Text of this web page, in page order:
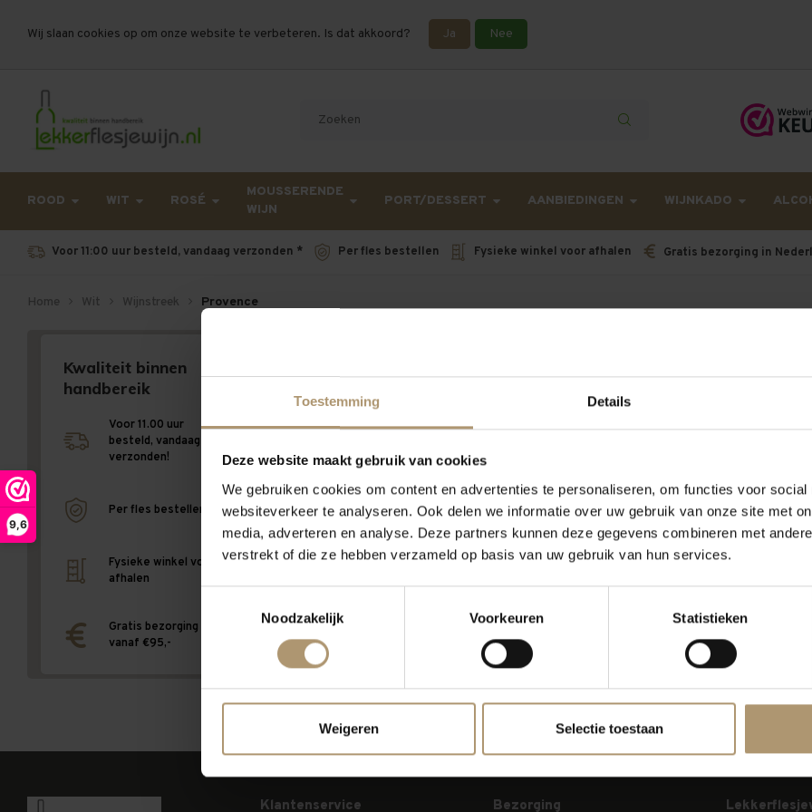
9,6
Toestemming Details
Deze website maakt gebruik van cookies
We gebruiken cookies om content en advertenties te personaliseren, om functies voor social
websiteverkeer te analyseren. Ook delen we informatie over uw gebruik van onze site met
media, adverteren en analyse. Deze partners kunnen deze gegevens combineren met
verstrekt of die ze hebben verzameld op basis van uw gebruik van hun services.
Noodzakelijk
Voorkeuren Statistieken
Weigeren Selectie toestaan
Wij slaan cookies op om onze website te verbeteren. Is dat akkoord? Ja Nee
Let op, vanwege drukte bij PostNL kan uw bestelling langer onderweg zijn dan gebruikelijk - Bestellingen van het
ROOD WIT ROSÉ
MOUSSERENDE
WIJN
PORT/DESSERT AANBIEDINGEN WIJNKADO
Voor 11:00 uur besteld, vandaag verzonden * Per fles bestellen Fysieke winkel voor afhalen Gratis bezorging in
Home Wit Wijnstreek Provence
Kwaliteit binnen
handbereik
Voor 11.00 uur
besteld, vandaag
verzonden!
Per fles bestellen
Fysieke winkel voor
afhalen
Gratis bezorging
vanaf €95,-
Geen producten gevonden!...
Klantenservice Bezorging